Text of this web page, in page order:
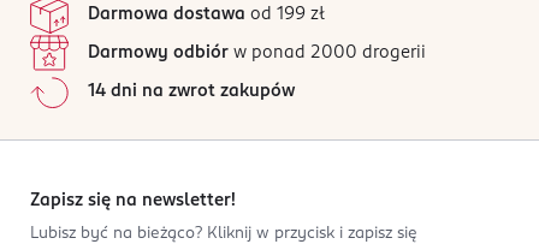
Opakowanie zawiera cztery końcówki. Ma możliwość
ponownego zamknięcia.
Produkt przeznaczony dla dorosłych.
Procter&Gamble DS Polska sp. z o.o.
ul. Zabraniecka 20
03-872 Warszawa
8 700216 199483
Wszystkie opinie są zweryfikowane zakupem.
4
0%
2
1
0%
Darmowa dostawa od 199 zł
Darmowy odbiór w ponad 2000 drogerii
14 dni na zwrot zakupów
Zapisz się na newsletter!
Lubisz być na bieżąco? Kliknij w przycisk i zapisz się